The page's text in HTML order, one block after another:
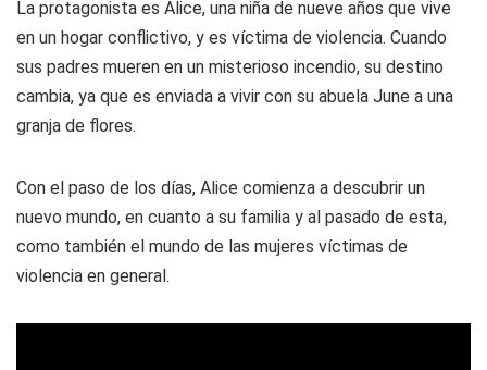
La protagonista es Alice, una niña de nueve años que vive
en un hogar conflictivo, y es víctima de violencia. Cuando
sus padres mueren en un misterioso incendio, su destino
cambia, ya que es enviada a vivir con su abuela June a una
granja de flores.
Con el paso de los días, Alice comienza a descubrir un
nuevo mundo, en cuanto a su familia y al pasado de esta,
como también el mundo de las mujeres víctimas de
violencia en general.